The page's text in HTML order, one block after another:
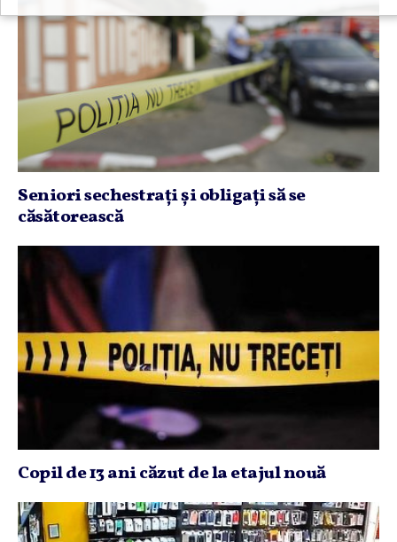
Seniori sechestraţi şi obligaţi să se
căsătorească
Copil de 13 ani căzut de la etajul nouă